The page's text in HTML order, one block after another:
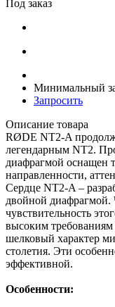
Под заказ
Минимальный
Запросить
Описание товара
RØDE NT2-A
легендарным NT2.
диафрагмой оснащен
направленности,
Сердце NT2-A –
двойной диафрагмой.
чувствительность
высоким требованиям
шелковый характер
столетия. Эти
эффективной.
Особенности: